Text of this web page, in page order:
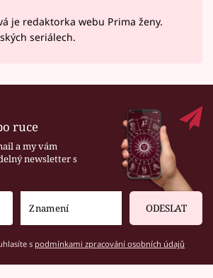
je redaktorka webu Prima ženy.
seriálech.
ruce
a my vám
newsletter s
ODESLAT
s podmínkami zpracování osobních údajů